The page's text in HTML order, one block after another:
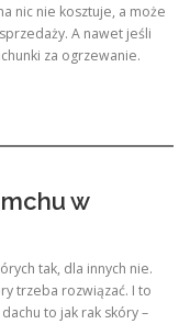
nic nie kosztuje, a może
A nawet jeśli
za ogrzewanie.
w
tak, dla innych nie.
trzeba rozwiązać. I to
to jak rak skóry –